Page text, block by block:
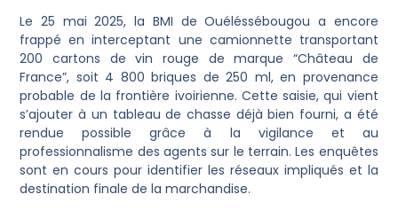
Le 25 mai 2025, la BMI de Ouéléssébougou a encore
frappé en interceptant une camionnette transportant
200 cartons de vin rouge de marque “Château de
France”, soit 4 800 briques de 250 ml, en provenance
probable de la frontière ivoirienne. Cette saisie, qui vient
s’ajouter à un tableau de chasse déjà bien fourni, a été
rendue possible grâce à la vigilance et au
professionnalisme des agents sur le terrain. Les enquêtes
sont en cours pour identifier les réseaux impliqués et la
destination finale de la marchandise.